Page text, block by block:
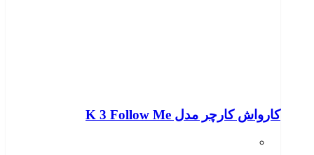
کارواش کارچر مدل K 3 Follow Me